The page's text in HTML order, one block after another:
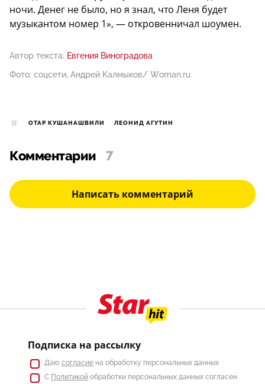
ночи. Денег не было, но я знал, что Леня будет
музыкантом номер 1», — откровенничал шоумен.
Автор текста: Евгения Виноградова
Фото: соцсети, Андрей Калмыков/ Woman.ru
ОТАР КУШАНАШВИЛИ ЛЕОНИД АГУТИН
Комментарии 7
Написать комментарий
Подписка на рассылку
Даю согласие на обработку персональных данных
С Политикой обработки персональных данных согласен